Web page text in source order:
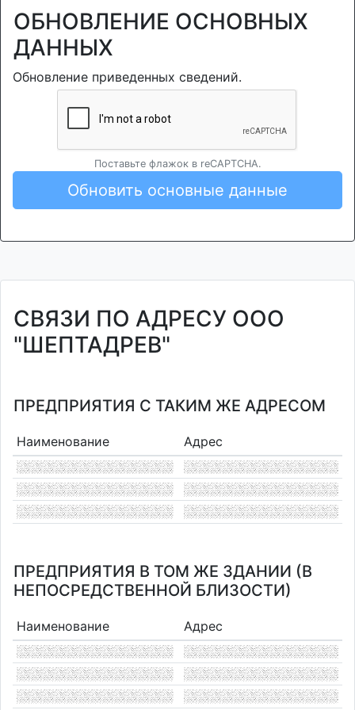
ОБНОВЛЕНИЕ ОСНОВНЫХ
ДАННЫХ
Обновление приведенных сведений.
Поставьте флажок в reCAPTCHA.
Обновить основные данные
СВЯЗИ ПО АДРЕСУ ООО
"ШЕПТАДРЕВ"
ПРЕДПРИЯТИЯ С ТАКИМ ЖЕ АДРЕСОМ
Наименование Адрес
ПРЕДПРИЯТИЯ В ТОМ ЖЕ ЗДАНИИ (В
НЕПОСРЕДСТВЕННОЙ БЛИЗОСТИ)
Наименование Адрес